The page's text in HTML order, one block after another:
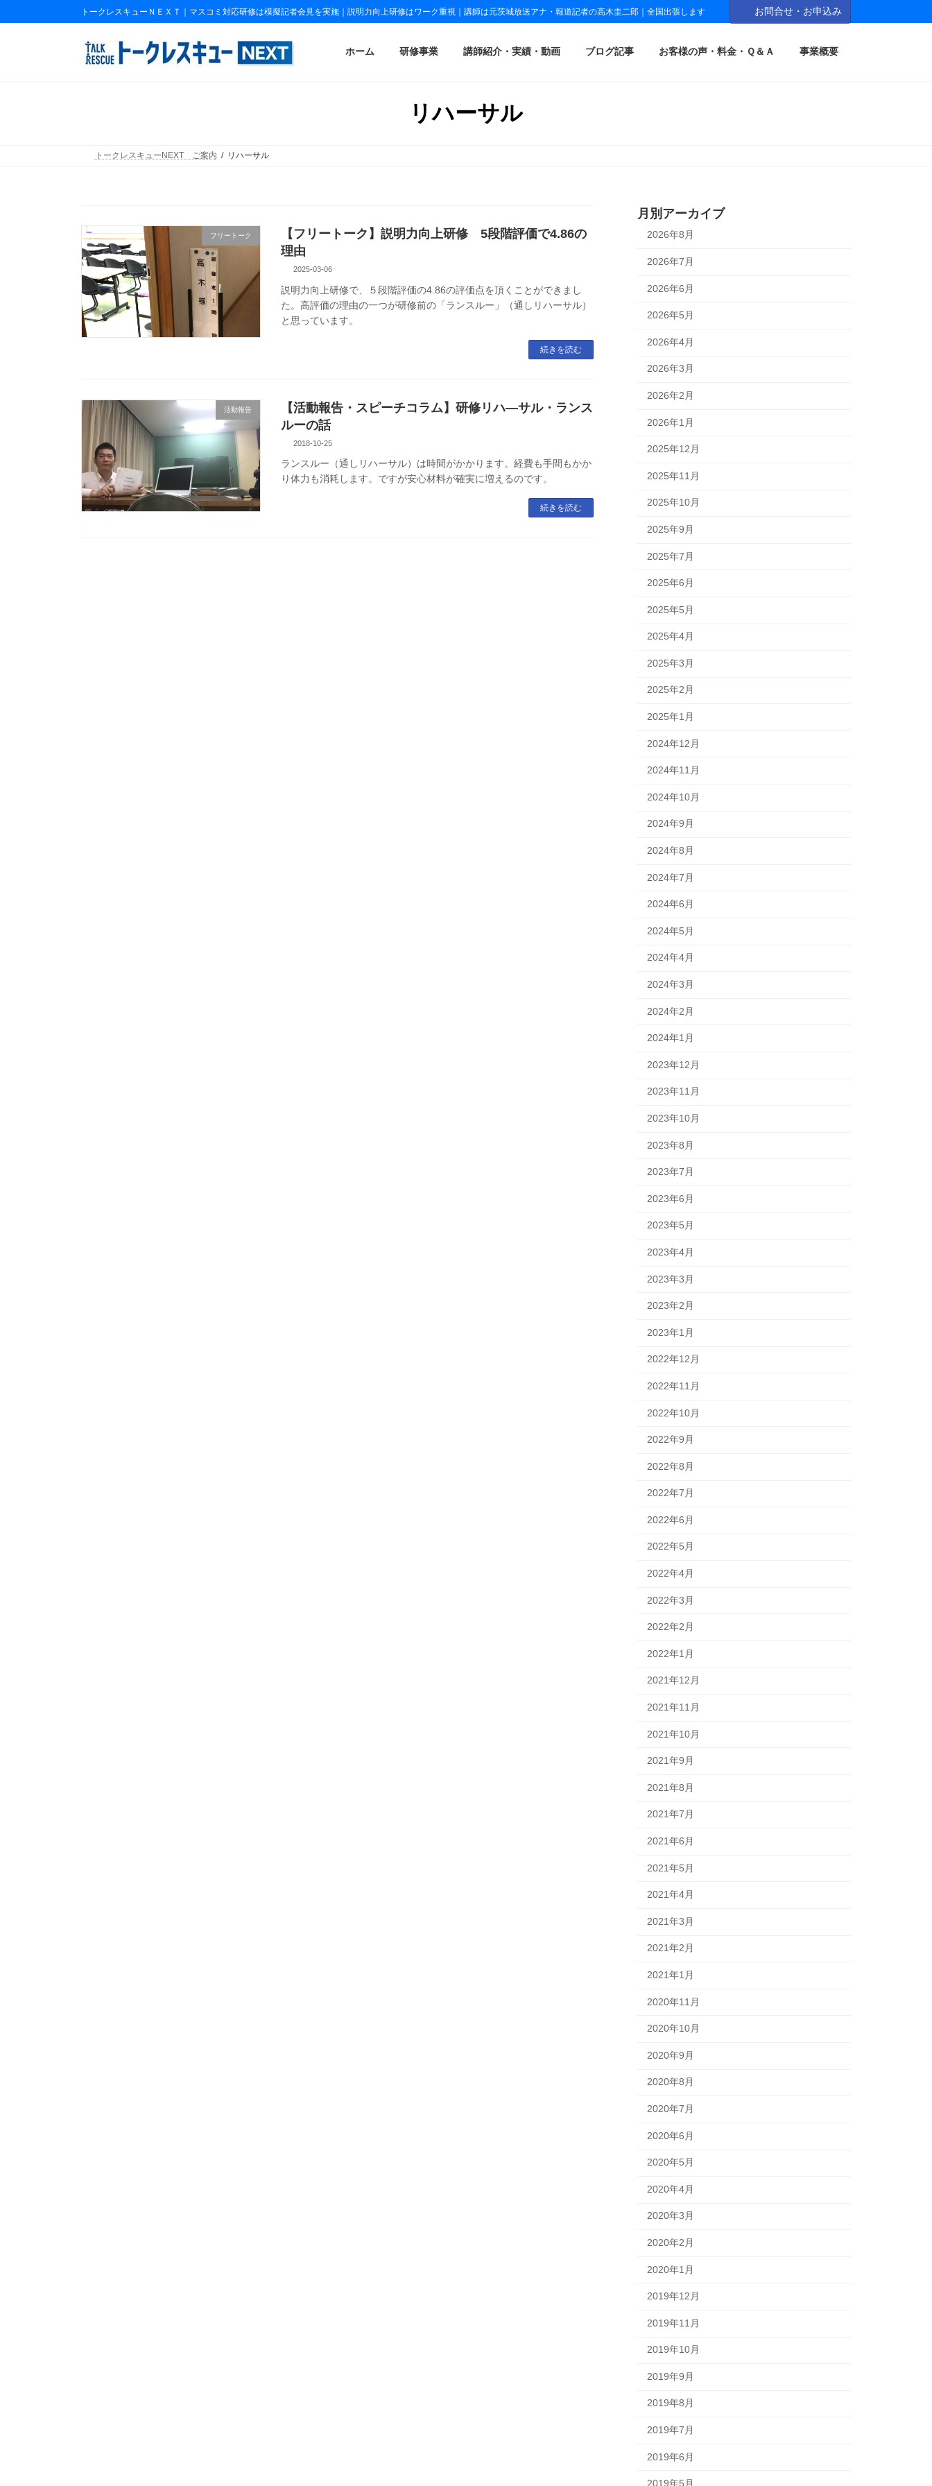
ン
ビ
トークレスキューＮＥＸＴ｜マスコミ対応研修は模擬記者会見を実施｜説明力向上研修はワーク重視｜講師は元茨城放送アナ・報道記者の高木圭二郎｜全国出張します お問合せ・お申込み
ホーム 研修事業 講師紹介・実績・動画 ブログ記事 お客様の声・料金・Ｑ＆Ａ 事業概要
リハーサル
トークレスキューNEXT ご案内 リハーサル
フリートーク
【フリートーク】説明力向上研修 5段階評価で4.86の
理由
2025-03-06
説明力向上研修で、５段階評価の4.86の評価点を頂くことができまし
た。高評価の理由の一つが研修前の「ランスルー」（通しリハーサル）
と思っています。
続きを読む
活動報告
【活動報告・スピーチコラム】研修リハ―サル・ランス
ルーの話
2018-10-25
ランスルー（通しリハーサル）は時間がかかります。経費も手間もかか
り体力も消耗します。ですが安心材料が確実に増えるのです。
続きを読む
月別アーカイブ
2026年8月
2026年7月
2026年6月
2026年5月
2026年4月
2026年3月
2026年2月
2026年1月
2025年12月
2025年11月
2025年10月
2025年9月
2025年7月
2025年6月
2025年5月
2025年4月
2025年3月
2025年2月
2025年1月
2024年12月
2024年11月
2024年10月
2024年9月
2024年8月
2024年7月
2024年6月
2024年5月
2024年4月
2024年3月
2024年2月
2024年1月
2023年12月
2023年11月
2023年10月
2023年8月
2023年7月
2023年6月
2023年5月
2023年4月
2023年3月
2023年2月
2023年1月
2022年12月
2022年11月
2022年10月
2022年9月
2022年8月
2022年7月
2022年6月
2022年5月
2022年4月
2022年3月
2022年2月
2022年1月
2021年12月
2021年11月
2021年10月
2021年9月
2021年8月
2021年7月
2021年6月
2021年5月
2021年4月
2021年3月
2021年2月
2021年1月
2020年11月
2020年10月
2020年9月
2020年8月
2020年7月
2020年6月
2020年5月
2020年4月
2020年3月
2020年2月
2020年1月
2019年12月
2019年11月
2019年10月
2019年9月
2019年8月
2019年7月
2019年6月
2019年5月